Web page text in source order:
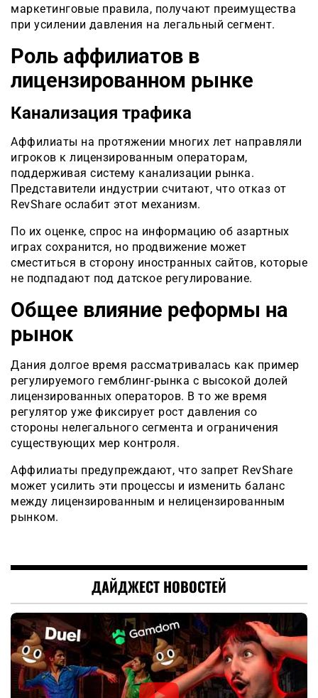
маркетинговые правила, получают преимущества
при усилении давления на легальный сегмент.
Роль аффилиатов в
лицензированном рынке
Канализация трафика
Аффилиаты на протяжении многих лет направляли
игроков к лицензированным операторам,
поддерживая систему канализации рынка.
Представители индустрии считают, что отказ от
RevShare ослабит этот механизм.
По их оценке, спрос на информацию об азартных
играх сохранится, но продвижение может
сместиться в сторону иностранных сайтов, которые
не подпадают под датское регулирование.
Общее влияние реформы на
рынок
Дания долгое время рассматривалась как пример
регулируемого гемблинг-рынка с высокой долей
лицензированных операторов. В то же время
регулятор уже фиксирует рост давления со
стороны нелегального сегмента и ограничения
существующих мер контроля.
Аффилиаты предупреждают, что запрет RevShare
может усилить эти процессы и изменить баланс
между лицензированным и нелицензированным
рынком.
ДАЙДЖЕСТ НОВОСТЕЙ